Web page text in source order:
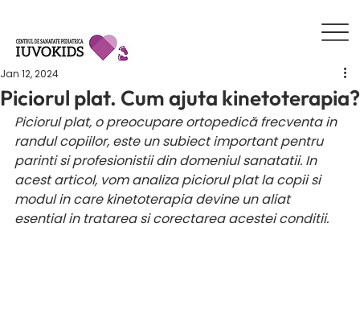
Piciorul plat. Cum ajuta kinetoterapia?
Jan 12, 2024
Piciorul plat, o preocupare ortopedică frecventa in
randul copiilor, este un subiect important pentru
parinti si profesionistii din domeniul sanatatii. In
acest articol, vom analiza piciorul plat la copii si
modul in care kinetoterapia devine un aliat
esential in tratarea si corectarea acestei conditii.